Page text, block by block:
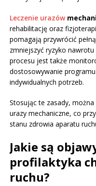
Leczenie urazów
rehabilitację oraz
pomagają przywrócić
zmniejszyć ryzyko
procesu jest także
dostosowywanie
indywidualnych potrzeb.
Stosując te zasady,
urazy mechaniczne, co
stanu zdrowia aparatu
Jakie są
profilaktyka
ruchu?